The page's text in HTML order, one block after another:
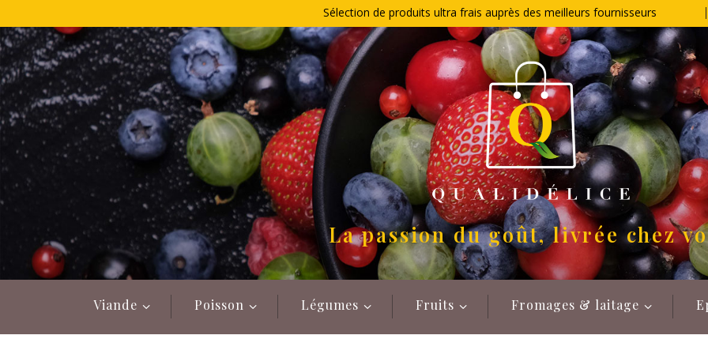
au
contenu
Sélection de produits ultra frais auprès des meilleurs fournisseurs
La passion du goût, livrée chez
Viande Poisson Légumes Fruits Fromages & laitage